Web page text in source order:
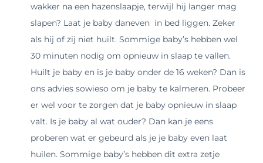
wakker na een hazenslaapje, terwijl hij langer mag
slapen? Laat je baby daneven in bed liggen. Zeker
als hij of zij niet huilt. Sommige baby’s hebben wel
30 minuten nodig om opnieuw in slaap te vallen.
Huilt je baby en is je baby onder de 16 weken? Dan is
ons advies sowieso om je baby te kalmeren. Probeer
er wel voor te zorgen dat je baby opnieuw in slaap
valt. Is je baby al wat ouder? Dan kan je eens
proberen wat er gebeurd als je je baby even laat
huilen. Sommige baby’s hebben dit extra zetje